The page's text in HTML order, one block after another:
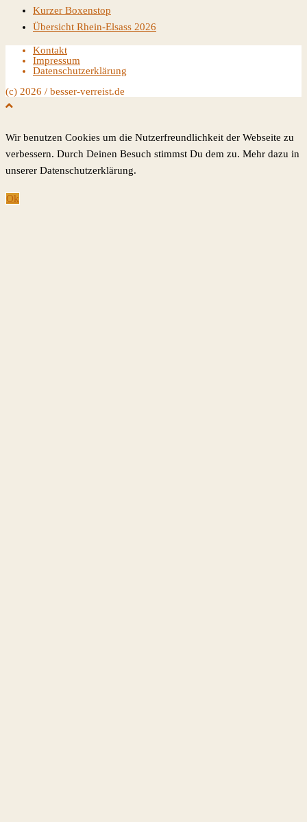
Kurzer Boxenstop
Übersicht Rhein-Elsass 2026
Kontakt
Impressum
Datenschutzerklärung
(c) 2026 / besser-verreist.de
Wir benutzen Cookies um die Nutzerfreundlichkeit der Webseite zu
verbessern. Durch Deinen Besuch stimmst Du dem zu. Mehr dazu in
unserer Datenschutzerklärung.
Ok